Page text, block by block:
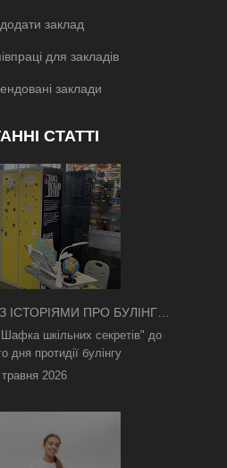
заклад
для закладів
заклади
СТАТТІ
ІСТОРІЯМИ ПРО БУЛІНГ
В КИЄВІ
шкільних секретів" до
дня протидії булінгу
2026